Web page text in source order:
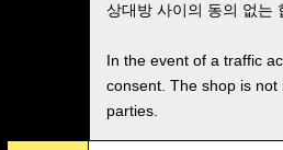
상대방 사이의 동의 없는
In the event of a traffic
consent. The shop is
parties.